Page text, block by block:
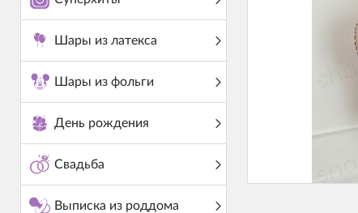
Шары из латекса
Шары из фольги
День рождения
Свадьба
Выписка из роддома